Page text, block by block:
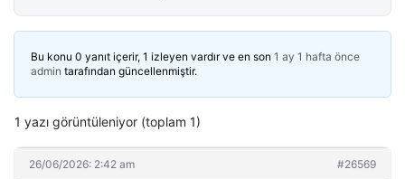
Bu konu 0 yanıt içerir, 1 izleyen vardır ve en son 1 ay 1 hafta önce
admin tarafından güncellenmiştir.
1 yazı görüntüleniyor (toplam 1)
26/06/2026: 2:42 am #26569